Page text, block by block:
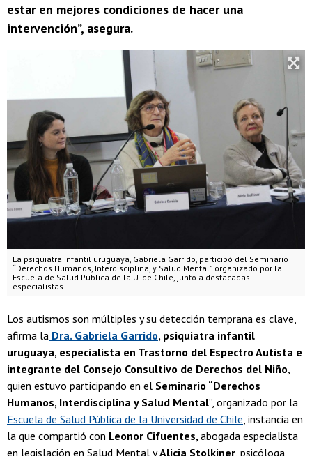
estar en mejores condiciones de hacer una
intervención”, asegura.
La psiquiatra infantil uruguaya, Gabriela Garrido, participó del Seminario
“Derechos Humanos, Interdisciplina, y Salud Mental” organizado por la
Escuela de Salud Pública de la U. de Chile, junto a destacadas
especialistas.
Los autismos son múltiples y su detección temprana es clave,
afirma la Dra. Gabriela Garrido, psiquiatra infantil
uruguaya, especialista en Trastorno del Espectro Autista e
integrante del Consejo Consultivo de Derechos del Niño,
quien estuvo participando en el Seminario “Derechos
Humanos, Interdisciplina y Salud Mental”, organizado por la
Escuela de Salud Pública de la Universidad de Chile, instancia en
la que compartió con Leonor Cifuentes,abogada especialista
en legislación en Salud Mental yAlicia Stolkiner, psicóloga,